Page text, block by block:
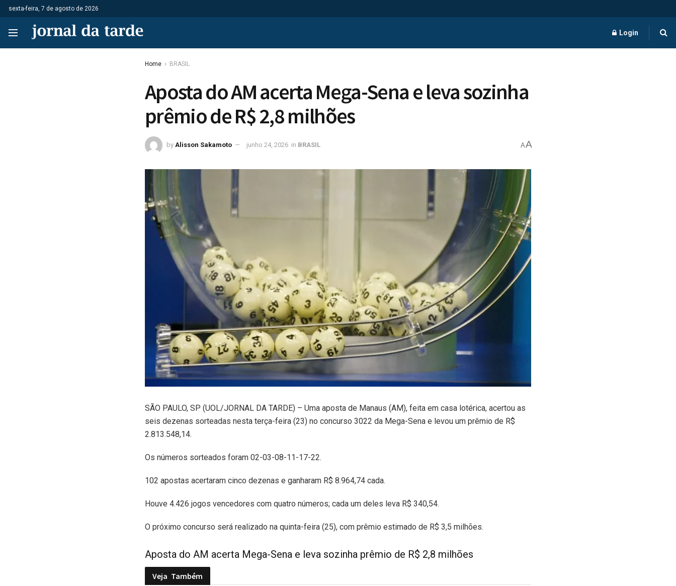
sexta-feira, 7 de agosto de 2026
Login
Home BRASIL
Aposta do AM acerta Mega-Sena e leva sozinha
prêmio de R$ 2,8 milhões
by Alisson Sakamoto junho 24, 2026 in BRASIL AA
SÃO PAULO, SP (UOL/JORNAL DA TARDE) – Uma aposta de Manaus (AM), feita em casa lotérica, acertou as
seis dezenas sorteadas nesta terça-feira (23) no concurso 3022 da Mega-Sena e levou um prêmio de R$
2.813.548,14.
Os números sorteados foram 02-03-08-11-17-22.
102 apostas acertaram cinco dezenas e ganharam R$ 8.964,74 cada.
Houve 4.426 jogos vencedores com quatro números; cada um deles leva R$ 340,54.
O próximo concurso será realizado na quinta-feira (25), com prêmio estimado de R$ 3,5 milhões.
Aposta do AM acerta Mega-Sena e leva sozinha prêmio de R$ 2,8 milhões
Veja Também